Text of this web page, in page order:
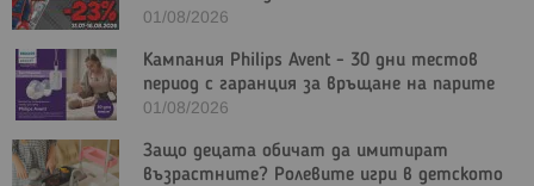
Marvel и/или LEGO Star Wars с - 23%"
01/08/2026
Кампания Philips Avent - 30 дни тестов
период с гаранция за връщане на парите
01/08/2026
Защо децата обичат да имитират
възрастните? Ролевите игри в детското